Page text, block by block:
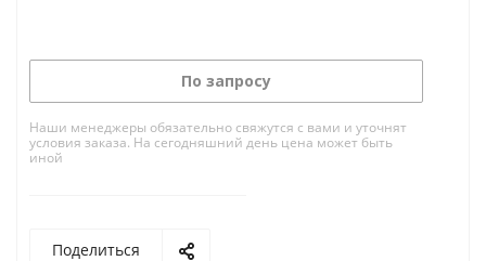
По запросу
Наши менеджеры обязательно свяжутся с вами и уточнят
условия заказа. На сегодняшний день цена может быть
иной
Поделиться